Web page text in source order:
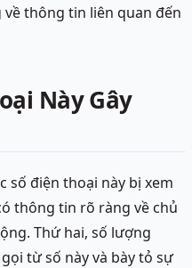
thông tin liên quan đến
Này Gây
số điện thoại này bị xem
thông tin rõ ràng về chủ
Thứ hai, số lượng
từ số này và bày tỏ sự